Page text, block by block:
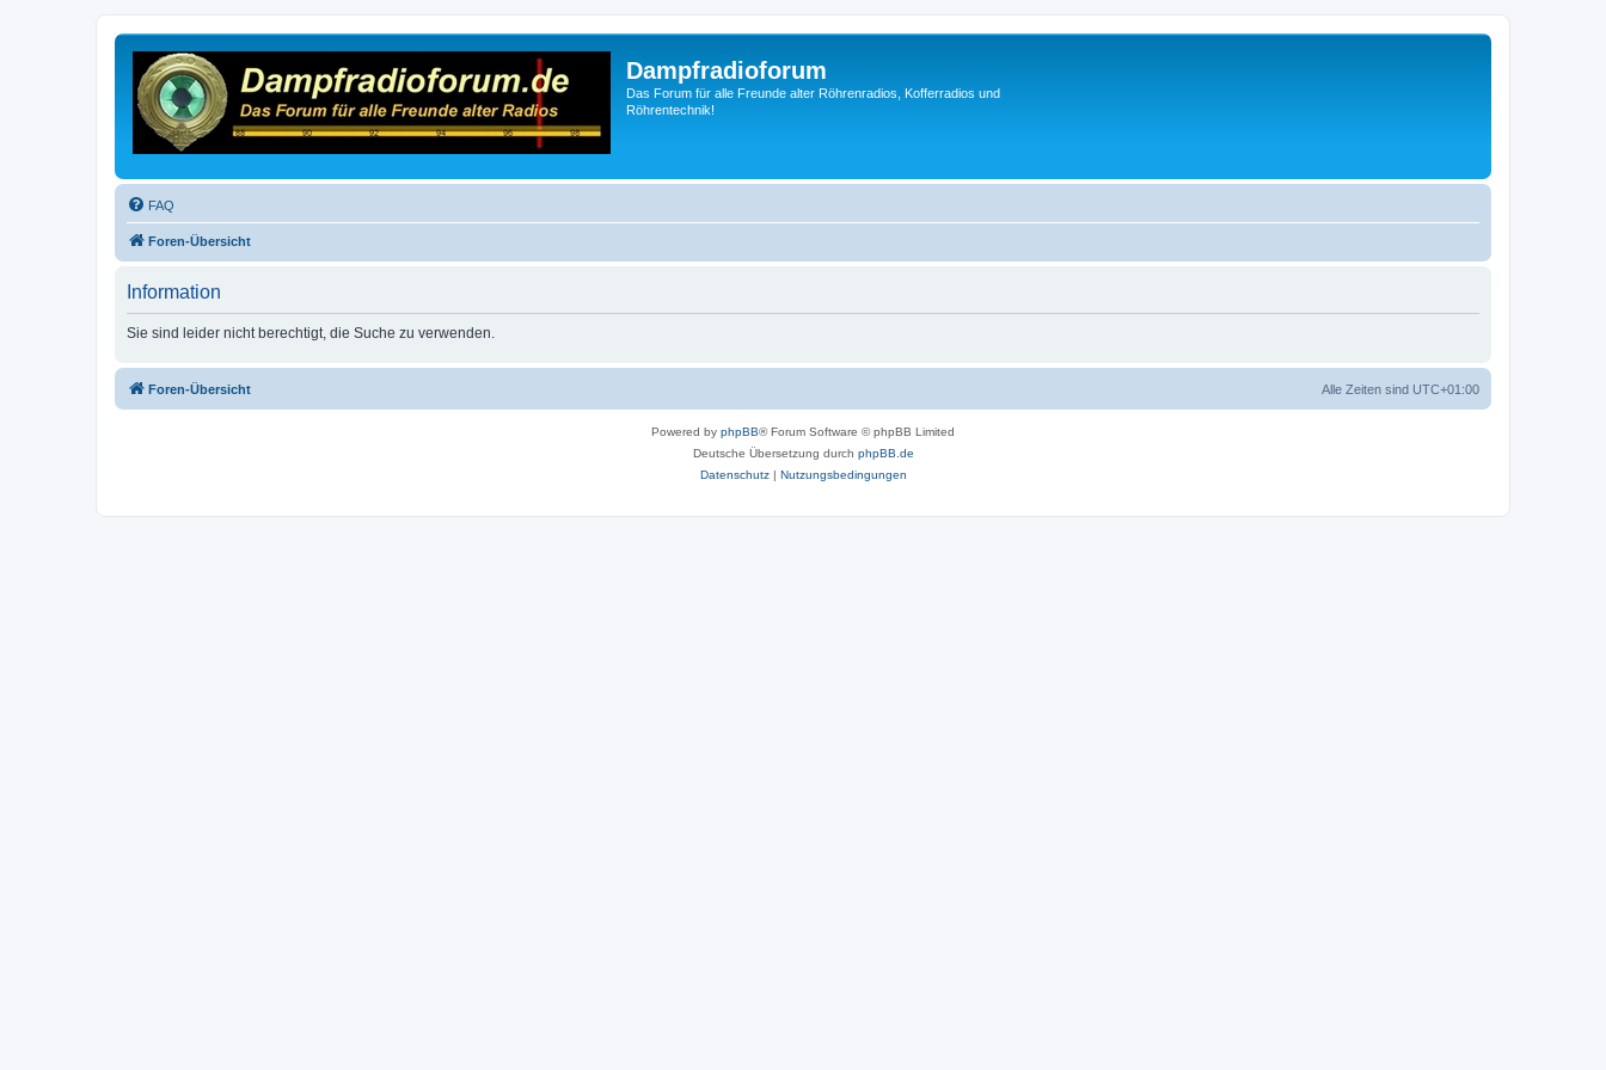
Dampfradioforum
Das Forum für alle Freunde alter Röhrenradios, Kofferradios und
Röhrentechnik!
FAQ
Foren-Übersicht
Information
Sie sind leider nicht berechtigt, die Suche zu verwenden.
Foren-Übersicht Alle Zeiten sind UTC+01:00
Powered by phpBB® Forum Software © phpBB Limited
Deutsche Übersetzung durch phpBB.de
Datenschutz| Nutzungsbedingungen